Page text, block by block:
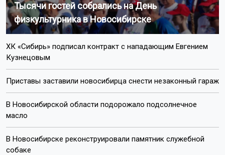
Тысячи гостей собрались на День
физкультурника в Новосибирске
ХК «Сибирь» подписал контракт с нападающим Евгением
Кузнецовым
Приставы заставили новосибирца снести незаконный гараж
В Новосибирской области подорожало подсолнечное
масло
В Новосибирске реконструировали памятник служебной
собаке